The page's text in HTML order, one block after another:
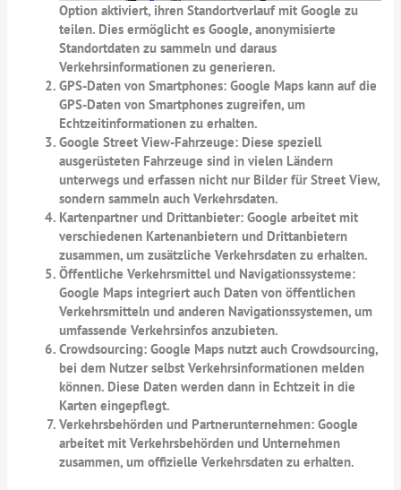
Option aktiviert, ihren Standortverlauf mit Google zu
teilen. Dies ermöglicht es Google, anonymisierte
Standortdaten zu sammeln und daraus
Verkehrsinformationen zu generieren.
GPS-Daten von Smartphones: Google Maps kann auf die
GPS-Daten von Smartphones zugreifen, um
Echtzeitinformationen zu erhalten.
Google Street View-Fahrzeuge: Diese speziell
ausgerüsteten Fahrzeuge sind in vielen Ländern
unterwegs und erfassen nicht nur Bilder für Street View,
sondern sammeln auch Verkehrsdaten.
Kartenpartner und Drittanbieter: Google arbeitet mit
verschiedenen Kartenanbietern und Drittanbietern
zusammen, um zusätzliche Verkehrsdaten zu erhalten.
Öffentliche Verkehrsmittel und Navigationssysteme:
Google Maps integriert auch Daten von öffentlichen
Verkehrsmitteln und anderen Navigationssystemen, um
umfassende Verkehrsinfos anzubieten.
Crowdsourcing: Google Maps nutzt auch Crowdsourcing,
bei dem Nutzer selbst Verkehrsinformationen melden
können. Diese Daten werden dann in Echtzeit in die
Karten eingepflegt.
Verkehrsbehörden und Partnerunternehmen: Google
arbeitet mit Verkehrsbehörden und Unternehmen
zusammen, um offizielle Verkehrsdaten zu erhalten.